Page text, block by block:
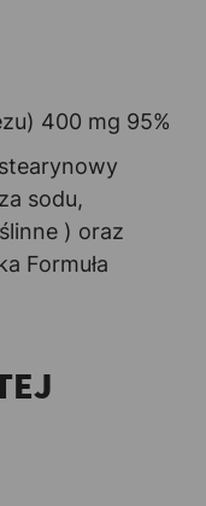
400 mg 95%
sodu,
) oraz
Formuła